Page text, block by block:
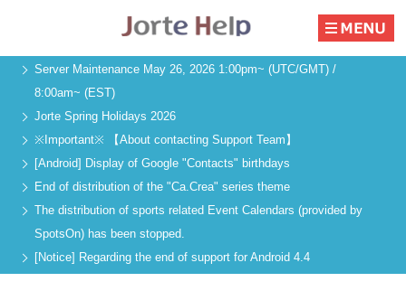
Server Maintenance May 26, 2026 1:00pm~ (UTC/GMT) /
8:00am~ (EST)
Jorte Spring Holidays 2026
※Important※ 【About contacting Support Team】
[Android] Display of Google "Contacts" birthdays
End of distribution of the "Ca.Crea" series theme
The distribution of sports related Event Calendars (provided by
SpotsOn) has been stopped.
[Notice] Regarding the end of support for Android 4.4